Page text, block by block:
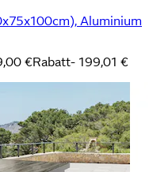
Aluminium
€Rabatt- 199,01 €